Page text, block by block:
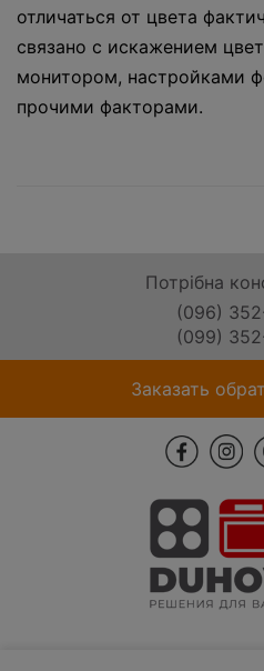
отличаться от цвета
связано с искажением
монитором, настройками
прочими факторами.
Потрібна
(096)
(099)
Заказать